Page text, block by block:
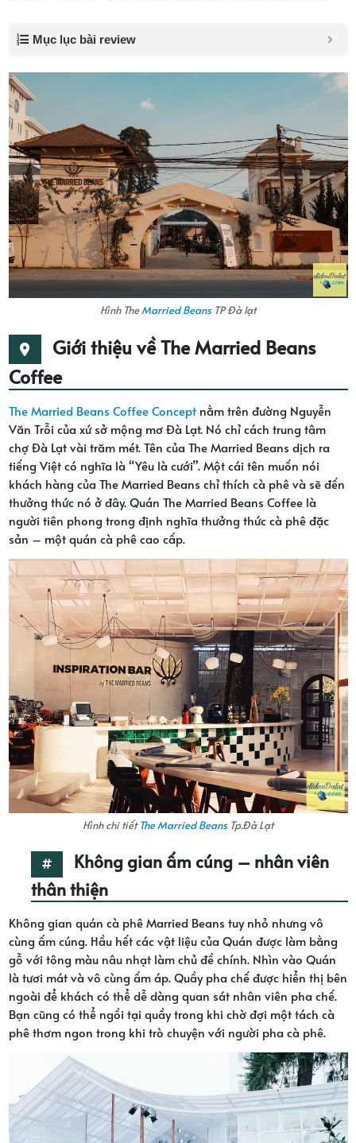
Mục lục bài review
Hình TheMarried BeansTP Đà lạt
Giới thiệu về The Married Beans
Coffee
The Married Beans Coffee Conceptnằm trên đường Nguyễn
Văn Trỗi của xứ sở mộng mơ Đà Lạt. Nó chỉ cách trung tâm
chợ Đà Lạt vài trăm mét. Tên của The Married Beans dịch ra
tiếng Việt có nghĩa là “Yêu là cưới”. Một cái tên muốn nói
khách hàng của The Married Beans chỉ thích cà phê và sẽ đến
thưởng thức nó ở đây. Quán The Married Beans Coffee là
người tiên phong trong định nghĩa thưởng thức cà phê đặc
sản – một quán cà phê cao cấp.
Hình chi tiếtThe Married BeansTp.Đà Lạt
Không gian ấm cúng – nhân viên
thân thiện
Không gian quán cà phê Married Beans tuy nhỏ nhưng vô
cùng ấm cúng. Hầu hết các vật liệu của Quán được làm bằng
gỗ với tông màu nâu nhạt làm chủ đề chính. Nhìn vào Quán
là tươi mát và vô cùng ấm áp. Quầy pha chế được hiển thị bên
ngoài để khách có thể dễ dàng quan sát nhân viên pha chế.
Bạn cũng có thể ngồi tại quầy trong khi chờ đợi một tách cà
phê thơm ngon trong khi trò chuyện với người pha cà phê.